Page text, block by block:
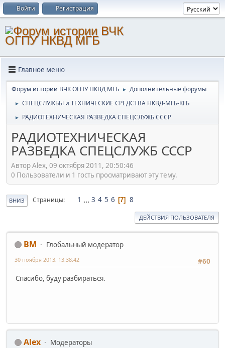
Войти Регистрация
Главное меню
Форум истории ВЧК ОГПУ НКВД МГБ ► Дополнительные форумы
► СПЕЦСЛУЖБЫ и ТЕХНИЧЕСКИЕ СРЕДСТВА НКВД-МГБ-КГБ
► РАДИОТЕХНИЧЕСКАЯ РАЗВЕДКА СПЕЦСЛУЖБ СССР
РАДИОТЕХНИЧЕСКАЯ
РАЗВЕДКА СПЕЦСЛУЖБ СССР
Автор Alex, 09 октября 2011, 20:50:46
0 Пользователи и 1 гость просматривают эту тему.
ВНИЗ Страницы 1 ... 3 4 5 6 7 8
ДЕЙСТВИЯ ПОЛЬЗОВАТЕЛЯ
BM
Глобальный модератор
#60
30 ноября 2013, 13:38:42
Спасибо, буду разбираться.
Alex
Модераторы